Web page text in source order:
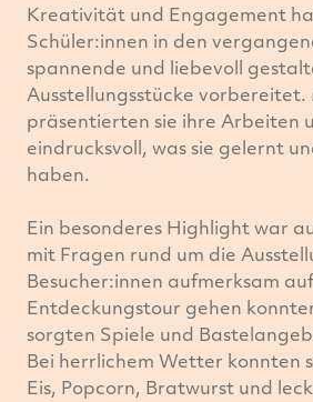
Kreativität und Engagement
Schüler:innen in den
spannende und liebevoll
Ausstellungsstücke vorbereitet.
präsentierten sie ihre Arbeiten
eindrucksvoll, was sie gelernt
haben.
Ein besonderes Highlight war
mit Fragen rund um die
Besucher:innen aufmerksam auf
Entdeckungstour gehen
sorgten Spiele und
Bei herrlichem Wetter konnten
Eis, Popcorn, Bratwurst und